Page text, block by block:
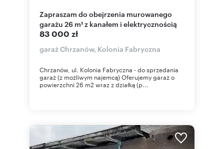
Zapraszam do obejrzenia murowanego
garażu 26 m² z kanałem i elektrycznością
83 000 zł
garaż Chrzanów, Kolonia Fabryczna
Chrzanów, ul. Kolonia Fabryczna - do sprzedania
garaż (z możliwym najemcą) Oferujemy garaż o
powierzchni 26 m2 wraz z działką (p...